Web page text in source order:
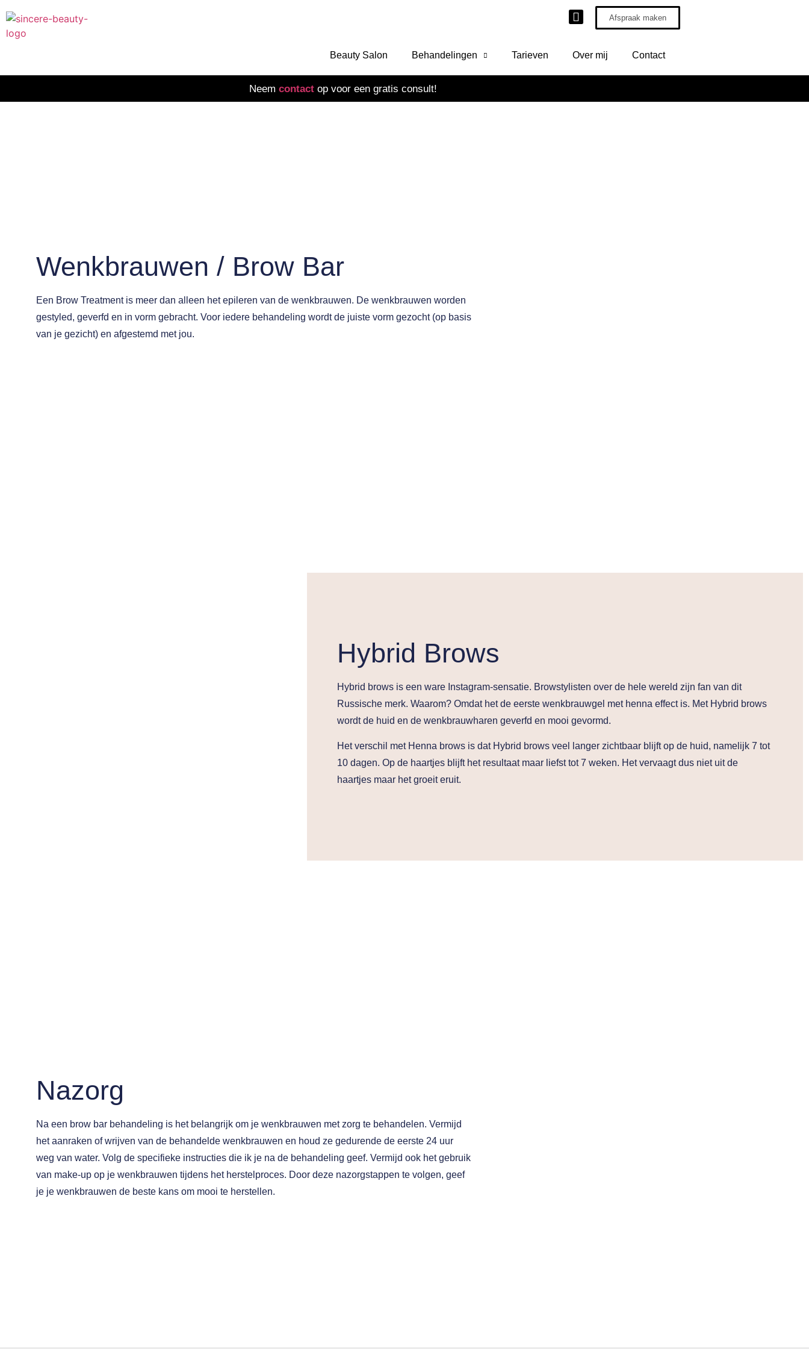
Afspraak maken
Beauty Salon Behandelingen Tarieven Over mij Contact
Neem contact op voor een gratis consult!
Wenkbrauwen / Brow Bar
Een Brow Treatment is meer dan alleen het epileren van de wenkbrauwen. De wenkbrauwen worden
gestyled, geverfd en in vorm gebracht. Voor iedere behandeling wordt de juiste vorm gezocht (op basis
van je gezicht) en afgestemd met jou.
Hybrid Brows
Hybrid brows is een ware Instagram-sensatie. Browstylisten over de hele wereld zijn fan van dit
Russische merk. Waarom? Omdat het de eerste wenkbrauwgel met henna effect is. Met Hybrid brows
wordt de huid en de wenkbrauwharen geverfd en mooi gevormd.
Het verschil met Henna brows is dat Hybrid brows veel langer zichtbaar blijft op de huid, namelijk 7 tot
10 dagen. Op de haartjes blijft het resultaat maar liefst tot 7 weken. Het vervaagt dus niet uit de
haartjes maar het groeit eruit.
Nazorg
Na een brow bar behandeling is het belangrijk om je wenkbrauwen met zorg te behandelen. Vermijd
het aanraken of wrijven van de behandelde wenkbrauwen en houd ze gedurende de eerste 24 uur
weg van water. Volg de specifieke instructies die ik je na de behandeling geef. Vermijd ook het gebruik
van make-up op je wenkbrauwen tijdens het herstelproces. Door deze nazorgstappen te volgen, geef
je je wenkbrauwen de beste kans om mooi te herstellen.